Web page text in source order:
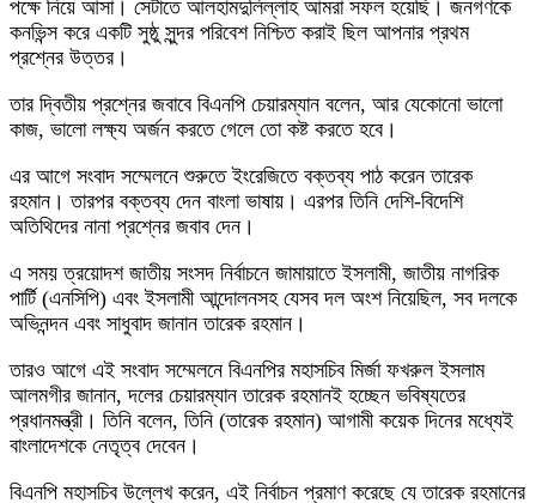
পক্ষে নিয়ে আসা। সেটাতে আলহামদুলিল্লাহ আমরা সফল হয়েছি। জনগণকে
কনভিন্স করে একটি সুষ্ঠু সুন্দর পরিবেশ নিশ্চিত করাই ছিল আপনার প্রথম
প্রশ্নের উত্তর।
তার দ্বিতীয় প্রশ্নের জবাবে বিএনপি চেয়ারম্যান বলেন, আর যেকোনো ভালো
কাজ, ভালো লক্ষ্য অর্জন করতে গেলে তো কষ্ট করতে হবে।
এর আগে সংবাদ সম্মেলনে শুরুতে ইংরেজিতে বক্তব্য পাঠ করেন তারেক
রহমান। তারপর বক্তব্য দেন বাংলা ভাষায়। এরপর তিনি দেশি-বিদেশি
অতিথিদের নানা প্রশ্নের জবাব দেন।
এ সময় ত্রয়োদশ জাতীয় সংসদ নির্বাচনে জামায়াতে ইসলামী, জাতীয় নাগরিক
পার্টি (এনসিপি) এবং ইসলামী আন্দোলনসহ যেসব দল অংশ নিয়েছিল, সব দলকে
অভিনন্দন এবং সাধুবাদ জানান তারেক রহমান।
তারও আগে এই সংবাদ সম্মেলনে বিএনপির মহাসচিব মির্জা ফখরুল ইসলাম
আলমগীর জানান, দলের চেয়ারম্যান তারেক রহমানই হচ্ছেন ভবিষ্যতের
প্রধানমন্ত্রী। তিনি বলেন, তিনি (তারেক রহমান) আগামী কয়েক দিনের মধ্যেই
বাংলাদেশকে নেতৃত্ব দেবেন।
বিএনপি মহাসচিব উল্লেখ করেন, এই নির্বাচন প্রমাণ করেছে যে তারেক রহমানের